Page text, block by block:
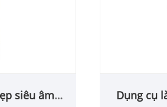
siêu âm
Dụng cụ